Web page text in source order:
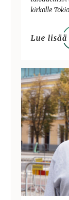
kirkolle